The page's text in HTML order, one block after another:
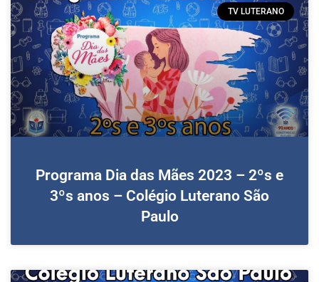
TV LUTERANO
Programa Dia das Mães 2023 – 2ºs e
3ºs anos – Colégio Luterano São
Paulo